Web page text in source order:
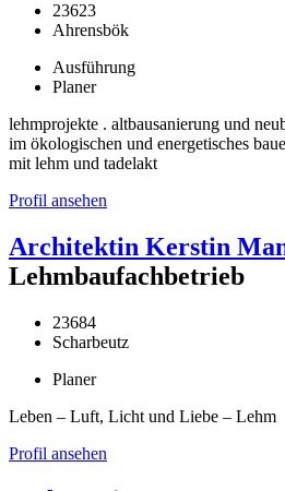
23623
Ahrensbök
Ausführung
Planer
lehmprojekte . altbausanierung und
im ökologischen und energetisches
mit lehm und tadelakt
Profil ansehen
Architektin Kerstin
Lehmbaufachbetrieb
23684
Scharbeutz
Planer
Leben – Luft, Licht und Liebe – Lehm
Profil ansehen